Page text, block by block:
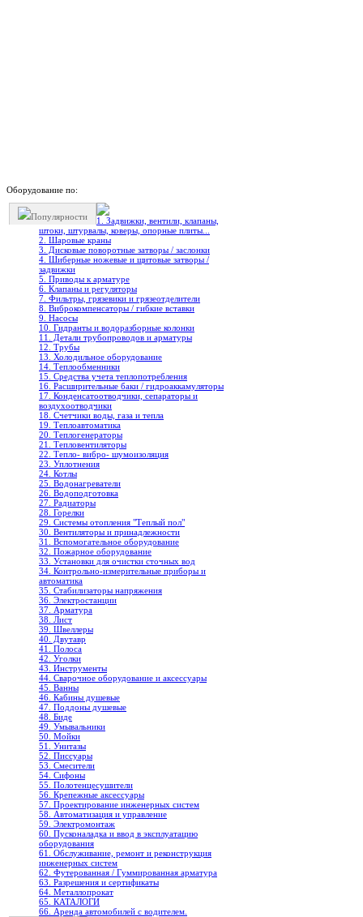
Оборудование по:
Популярности
1. Задвижки, вентили, клапаны,
штоки, штурвалы, коверы, опорные плиты...
2. Шаровые краны
3. Дисковые поворотные затворы / заслонки
4. Шиберные ножевые и щитовые затворы /
задвижки
5. Приводы к арматуре
6. Клапаны и регуляторы
7. Фильтры, грязевики и грязеотделители
8. Виброкомпенсаторы / гибкие вставки
9. Насосы
10. Гидранты и водоразборные колонки
11. Детали трубопроводов и арматуры
12. Трубы
13. Холодильное oборудование
14. Теплообменники
15. Средства учета теплопотребления
16. Расширительные баки / гидроаккамуляторы
17. Конденсатоотводчики, сепараторы и
воздухоотводчики
18. Счетчики воды, газа и тепла
19. Теплоавтоматика
20. Теплогенераторы
21. Тепловентиляторы
22. Тепло- вибро- шумоизоляция
23. Уплотнения
24. Котлы
25. Водонагреватели
26. Водоподготовка
27. Радиаторы
28. Горелки
29. Системы отопления "Теплый пол"
30. Вентиляторы и принадлежности
31. Вспомогательное оборудование
32. Пожарное оборудование
33. Установки для очистки сточных вод
34. Контрольно-измерительные приборы и
автоматика
35. Стабилизаторы напряжения
36. Электростанции
37. Арматура
38. Лист
39. Швеллеры
40. Двутавр
41. Полоса
42. Уголки
43. Инструменты
44. Сварочное оборудование и аксессуары
45. Ванны
46. Кабины душевые
47. Поддоны душевые
48. Биде
49. Умывальники
50. Мойки
51. Унитазы
52. Писсуары
53. Смесители
54. Сифоны
55. Полотенцесушители
56. Крепежные аксессуары
57. Проектирование инженерных систем
58. Автоматизация и управление
59. Электромонтаж
60. Пусконаладка и ввод в эксплуатацию
оборудования
61. Обслуживание, ремонт и реконструкция
инженерных систем
62. Футерованная / Гуммированная арматура
63. Разрешения и сертификаты
64. Металлопрокат
65. КАТАЛОГИ
66. Аренда автомобилей с водителем.